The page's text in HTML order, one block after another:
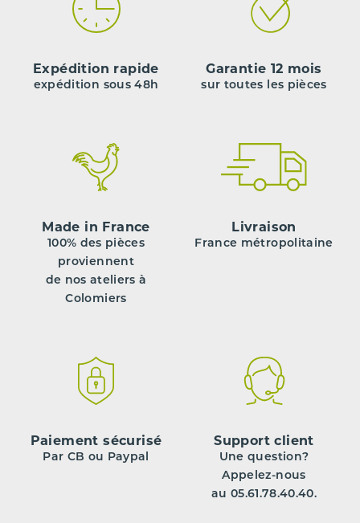
Expédition rapide
expédition sous 48h
Garantie 12 mois
sur toutes les pièces
Made in France
100% des pièces
proviennent
de nos ateliers à
Colomiers
Livraison
France métropolitaine
Paiement sécurisé
Par CB ou Paypal
Support client
Une question?
Appelez-nous
au 05.61.78.40.40.